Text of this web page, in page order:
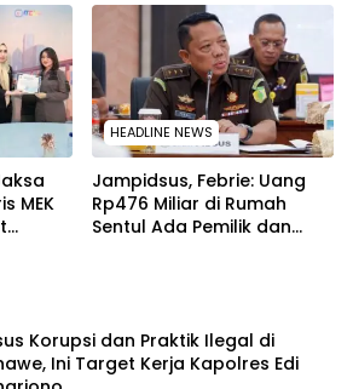
Tersangka Tetap Sah
Secara Hukum
MEK
HEADLINE NEWS
Jampidsus, Febrie: Uang
Rp476 Miliar di Rumah
Sentul Ada Pemilik dan
Korupsi dan Praktik Ilegal di
Ini Target Kerja Kapolres Edi